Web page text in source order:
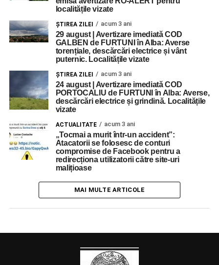
localitățile vizate
ŞTIREA ZILEI acum 3 ani
29 august | Avertizare imediată COD
GALBEN de FURTUNI în Alba: Averse
torențiale, descărcări electrice și vânt
puternic. Localitățile vizate
ŞTIREA ZILEI acum 3 ani
24 august | Avertizare imediată COD
PORTOCALIU de FURTUNI în Alba: Averse,
descărcări electrice și grindină. Localitățile
vizate
ACTUALITATE acum 3 ani
„Tocmai a murit într-un accident”:
Atacatorii se folosesc de conturi
compromise de Facebook pentru a
redirecționa utilizatorii către site-uri
malițioase
MAI MULTE ARTICOLE